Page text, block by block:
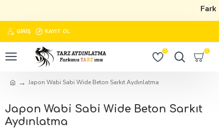
GIRIŞ KAYIT OL
0 0
Japon Wabi Sabi Wide Beton Sarkıt Aydınlatma
Japon Wabi Sabi Wide Beton Sarkıt
Aydınlatma